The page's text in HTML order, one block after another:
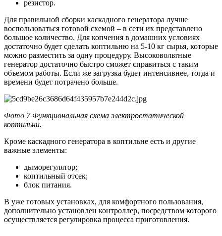
резистор.
Для правильной сборки каскадного генератора лучше
воспользоваться готовой схемой – в сети их представлено
большое количество. Для копчения в домашних условиях
достаточно будет сделать коптильню на 5-10 кг сырья, которые
можно разместить за одну процедуру. Высоковольтные
генератор достаточно быстро сможет справиться с таким
объемом работы. Если же загрузка будет интенсивнее, тогда и
времени будет потрачено больше.
Фото 7 Функциональная схема электростатической
коптильни.
Кроме каскадного генератора в коптильне есть и другие
важные элементы:
дыморегулятор;
коптильный отсек;
блок питания.
В уже готовых установках, для комфортного пользования,
дополнительно установлен контроллер, посредством которого
осуществляется регулировка процесса приготовления.